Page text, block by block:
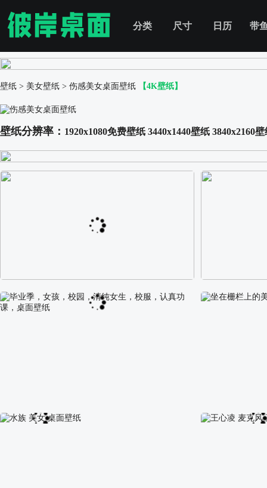
分类 尺寸 日历 带
壁纸 > 美女壁纸 > 伤感美女桌面壁纸 【4K壁纸】
壁纸分辨率： 1920x1080免费壁纸 3440x1440壁纸 3840x2160壁
阿尔卑斯山区自然风景壁纸 校园长发可爱
毕业季，女孩，校园，清纯女生，校服，认真功 坐在栅栏上的